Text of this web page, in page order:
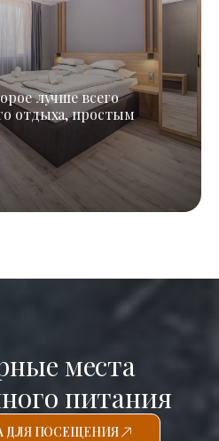
лучше всего
отдыха, простым
места
питания
ДЛЯ ПОСЕЩЕНИЯ